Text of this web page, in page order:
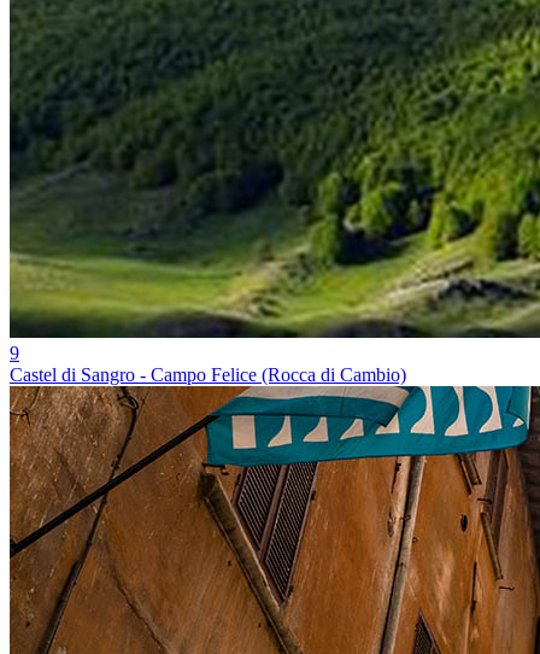
9
Castel di Sangro - Campo Felice (Rocca di Cambio)